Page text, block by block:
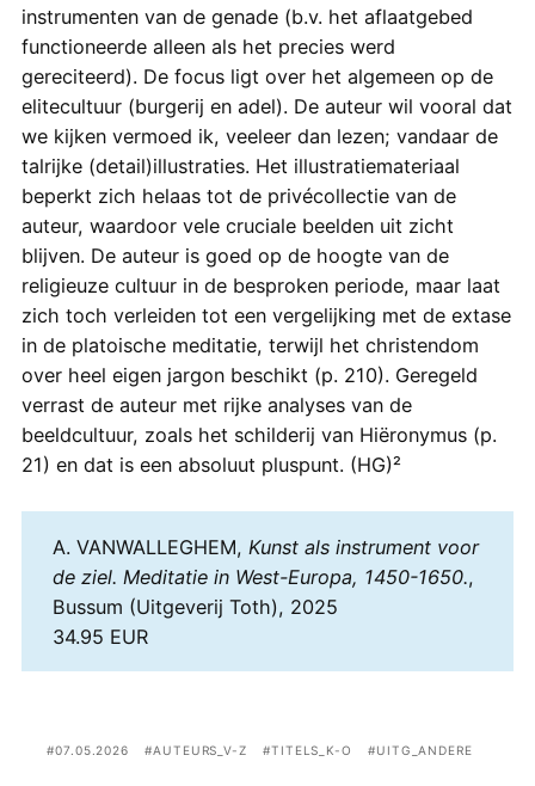
instrumenten van de genade (b.v. het aflaatgebed
functioneerde alleen als het precies werd
gereciteerd). De focus ligt over het algemeen op de
elitecultuur (burgerij en adel). De auteur wil vooral dat
we kijken vermoed ik, veeleer dan lezen; vandaar de
talrijke (detail)illustraties. Het illustratiemateriaal
beperkt zich helaas tot de privécollectie van de
auteur, waardoor vele cruciale beelden uit zicht
blijven. De auteur is goed op de hoogte van de
religieuze cultuur in de besproken periode, maar laat
zich toch verleiden tot een vergelijking met de extase
in de platoische meditatie, terwijl het christendom
over heel eigen jargon beschikt (p. 210). Geregeld
verrast de auteur met rijke analyses van de
beeldcultuur, zoals het schilderij van Hiëronymus (p.
21) en dat is een absoluut pluspunt. (HG)²
A. VANWALLEGHEM, Kunst als instrument voor
de ziel. Meditatie in West-Europa, 1450-1650.,
Bussum (Uitgeverij Toth), 2025
34.95 EUR
07.05.2026 AUTEURS_V-Z TITELS_K-O UITG_ANDERE